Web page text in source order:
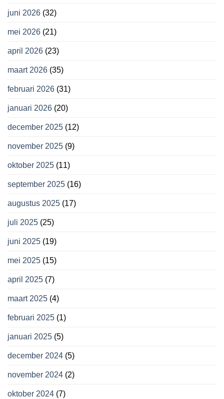
juni 2026 (32)
mei 2026 (21)
april 2026 (23)
maart 2026 (35)
februari 2026 (31)
januari 2026 (20)
december 2025 (12)
november 2025 (9)
oktober 2025 (11)
september 2025 (16)
augustus 2025 (17)
juli 2025 (25)
juni 2025 (19)
mei 2025 (15)
april 2025 (7)
maart 2025 (4)
februari 2025 (1)
januari 2025 (5)
december 2024 (5)
november 2024 (2)
oktober 2024 (7)